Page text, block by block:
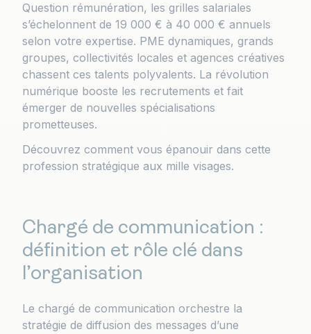
Question rémunération, les grilles salariales
s’échelonnent de 19 000 € à 40 000 € annuels
selon votre expertise. PME dynamiques, grands
groupes, collectivités locales et agences créatives
chassent ces talents polyvalents. La révolution
numérique booste les recrutements et fait
émerger de nouvelles spécialisations
prometteuses.
Découvrez comment vous épanouir dans cette
profession stratégique aux mille visages.
Chargé de communication :
définition et rôle clé dans
l’organisation
Le chargé de communication orchestre la
stratégie de diffusion des messages d’une